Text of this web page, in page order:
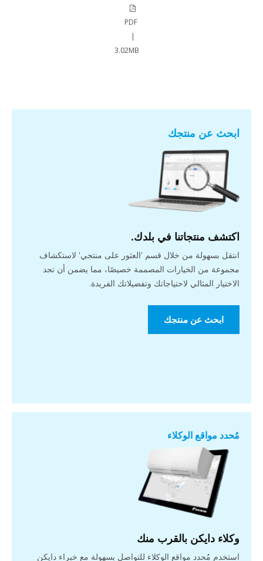
PDF
|
3.02MB
ابحث عن منتجك
اكتشف منتجاتنا في بلدك.
انتقل بسهولة من خلال قسم 'العثور على منتجي' لاستكشاف
مجموعة من الخيارات المصممة خصيصًا، مما يضمن أن تجد
الاختيار المثالي لاحتياجاتك وتفضيلاتك الفريدة.
ابحث عن منتجك
مُحدد مواقع الوكلاء
وكلاء دايكن بالقرب منك
استخدم مُحدد مواقع الوكلاء للتواصل بسهولة مع خبراء دايكن